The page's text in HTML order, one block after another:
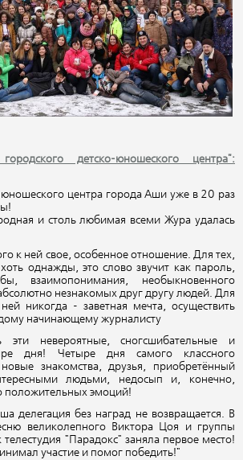
детско-юношеского центра":
центра города Аши уже в 20 раз
и столь любимая всеми Жура удалась
к ней свое, особенное отношение. Для тех,
однажды, это слово звучит как пароль,
взаимопонимания, необыкновенного
незнакомых друг другу людей. Для
никогда - заветная мечта, осуществить
начинающему журналисту
эти невероятные, сногсшибательные и
дня! Четыре дня самого классного
знакомства, друзья, приобретённый
людьми, недосып и, конечно,
положительных эмоций!
делегация без наград не возвращается. В
великолепного Виктора Цоя и группы
"Парадокс" заняла первое место!
участие и помог победить!"